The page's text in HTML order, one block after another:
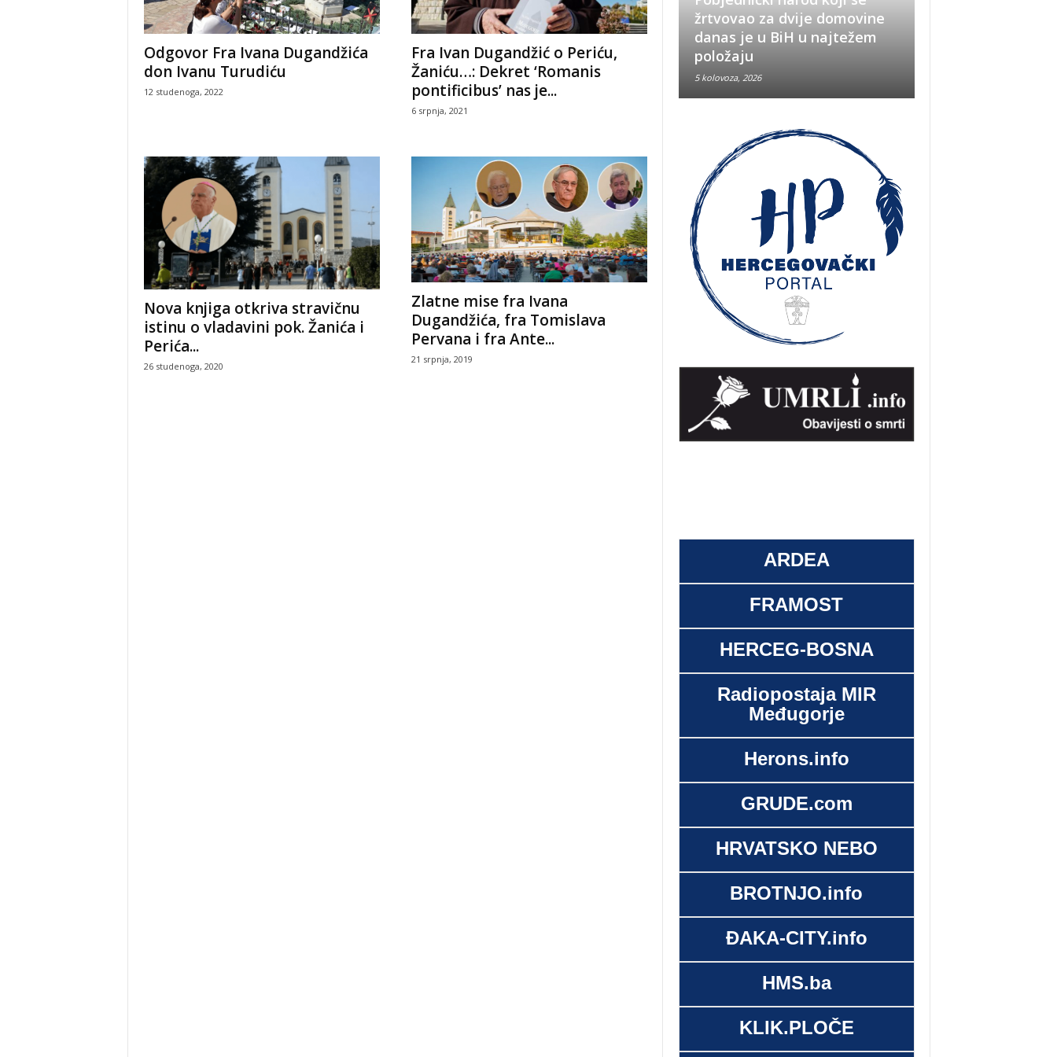
Odgovor Fra Ivana Dugandžića
don Ivanu Turudiću
12 studenoga, 2022
Fra Ivan Dugandžić o Periću,
Žaniću…: Dekret ‘Romanis
pontificibus’ nas je...
6 srpnja, 2021
Nova knjiga otkriva stravičnu
istinu o vladavini pok. Žanića i
Perića...
26 studenoga, 2020
Zlatne mise fra Ivana
Dugandžića, fra Tomislava
Pervana i fra Ante...
21 srpnja, 2019
Neizbrisiva uloga HVO-a i
Hrvata iz BiH u Operaciji
Oluja
5 kolovoza, 2026
žrtvovao za dvije domovine
danas je u BiH u najtežem
položaju
5 kolovoza, 2026
ARDEA
FRAMOST
HERCEG-BOSNA
Radiopostaja MIR
Međugorje
Herons.info
GRUDE.com
HRVATSKO NEBO
BROTNJO.info
ĐAKA-CITY.info
HMS.ba
KLIK.PLOČE